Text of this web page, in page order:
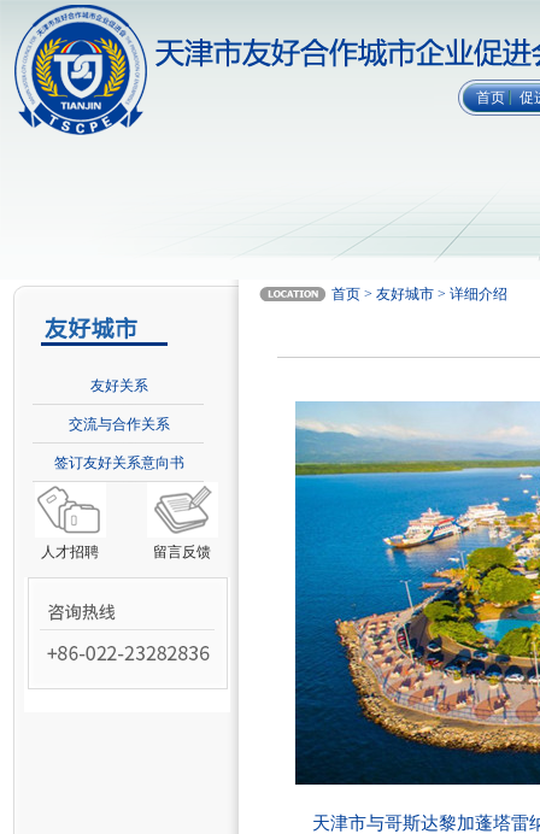
首页 促
友好关系
交流与合作关系
签订友好关系意向书
人才招聘 留言反馈
首页 > 友好城市 > 详细介绍
天津市与哥斯达黎加蓬塔雷